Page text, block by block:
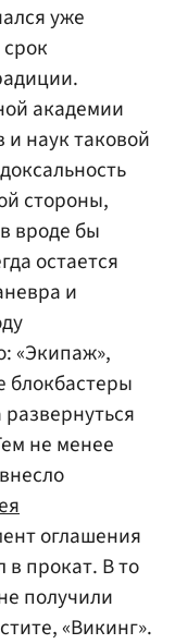
уже
академии
и наук таковой
стороны,
вроде бы
остается
и
«Экипаж»,
блокбастеры
не менее
оглашения
прокат. В то
получили
«Викинг».